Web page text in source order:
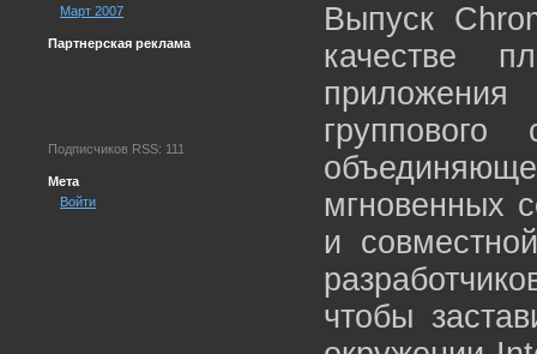
Март 2007
Партнерская реклама
Подписчиков RSS: 111
Мета
Войти
Выпуск
качестве
группового
мгновенных
и
чтобы